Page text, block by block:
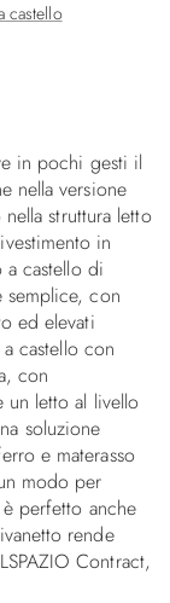
castello
in pochi gesti il
nella versione
struttura letto
in
a castello di
semplice, con
ed elevati
castello con
con
un letto al livello
soluzione
e materasso
modo per
perfetto anche
rende
Contract,